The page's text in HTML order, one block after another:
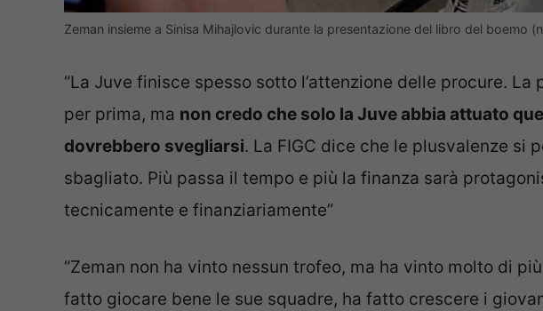
Zeman insieme a Sinisa Mihajlovic durante la presentazione del libro del boemo
“La Juve finisce spesso sotto l’attenzione delle procure. La
per prima, ma non credo che solo la Juve abbia attuato
dovrebbero svegliarsi. La FIGC dice che le plusvalenze si
sbagliato. Più passa il tempo e più la finanza sarà
tecnicamente e finanziariamente”
“Zeman non ha vinto nessun trofeo, ma ha vinto molto di
fatto giocare bene le sue squadre, ha fatto crescere i